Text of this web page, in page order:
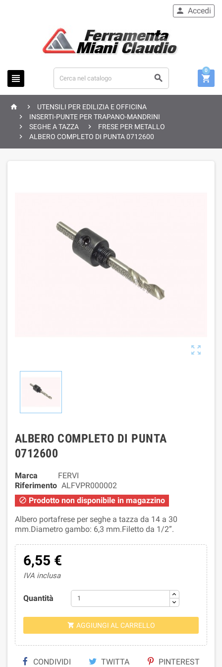
 
 Accedi

0
 
UTENSILI PER EDILIZIA E OFFICINA

INSERTI-PUNTE PER TRAPANO-MANDRINI

SEGHE A TAZZA 
FRESE PER METALLO

ALBERO COMPLETO DI PUNTA 0712600

ALBERO COMPLETO DI PUNTA
0712600
Marca
FERVI
Riferimento ALFVPR000002
 Prodotto non disponibile in magazzino
Albero portafrese per seghe a tazza da 14 a 30
mm.Diametro gambo: 6,3 mm.Filetto da 1/2”.
6,55 €
IVA inclusa
Quantità
 AGGIUNGI AL CARRELLO
CONDIVIDI TWITTA PINTEREST